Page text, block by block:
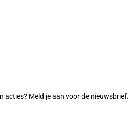
acties? Meld je aan voor de nieuwsbrief.